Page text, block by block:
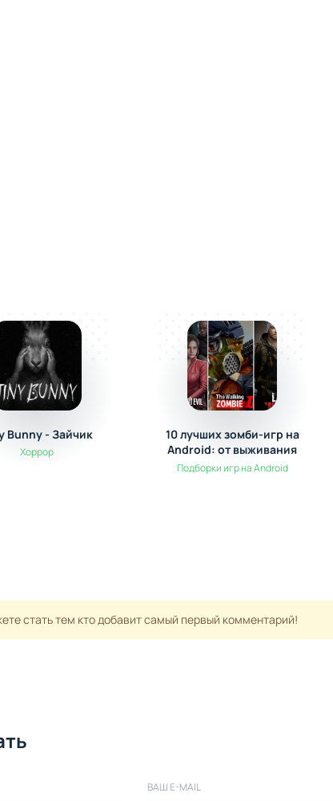
Bunny - Зайчик
Хоррор
10 лучших зомби-игр на
Android: от выживания
до экшена
Подборки игр на Android
стать тем кто добавит самый первый комментарий!
ВАШ E-MAIL